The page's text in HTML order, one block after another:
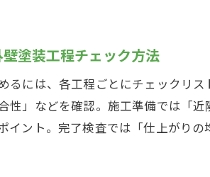
外
塗装中
外
塗装工程チェック方法
るには、各工程ごとにチェックリ
性」などを確認。施工準備では「
イント。完了検査では「仕上がり